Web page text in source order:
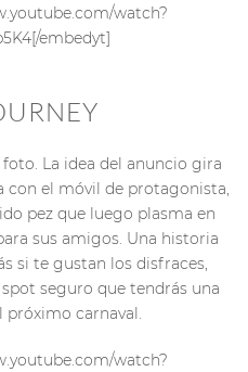
watch?
embedyt]
La idea del anuncio gira
con el móvil de protagonista,
pez que luego plasma en
sus amigos. Una historia
si te gustan los disfraces,
seguro que tendrás una
próximo carnaval.
watch?